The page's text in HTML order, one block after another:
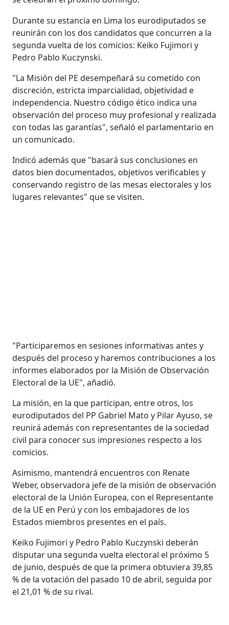
Durante su estancia en Lima los eurodiputados se
reunirán con los dos candidatos que concurren a la
segunda vuelta de los comicios: Keiko Fujimori y
Pedro Pablo Kuczynski.
"La Misión del PE desempeñará su cometido con
discreción, estricta imparcialidad, objetividad e
independencia. Nuestro código ético indica una
observación del proceso muy profesional y realizada
con todas las garantías", señaló el parlamentario en
un comunicado.
Indicó además que "basará sus conclusiones en
datos bien documentados, objetivos verificables y
conservando registro de las mesas electorales y los
lugares relevantes" que se visiten.
"Participaremos en sesiones informativas antes y
después del proceso y haremos contribuciones a los
informes elaborados por la Misión de Observación
Electoral de la UE", añadió.
La misión, en la que participan, entre otros, los
eurodiputados del PP Gabriel Mato y Pilar Ayuso, se
reunirá además con representantes de la sociedad
civil para conocer sus impresiones respecto a los
comicios.
Asimismo, mantendrá encuentros con Renate
Weber, observadora jefe de la misión de observación
electoral de la Unión Europea, con el Representante
de la UE en Perú y con los embajadores de los
Estados miembros presentes en el país.
Keiko Fujimori y Pedro Pablo Kuczynski deberán
disputar una segunda vuelta electoral el próximo 5
de junio, después de que la primera obtuviera 39,85
% de la votación del pasado 10 de abril, seguida por
el 21,01 % de su rival.